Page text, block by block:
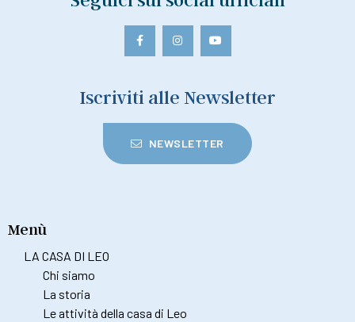
Iscriviti alle Newsletter
NEWSLETTER
Menù
LA CASA DI LEO
Chi siamo
La storia
Le attività della casa di Leo